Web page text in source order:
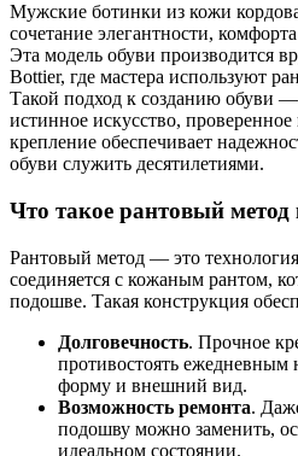
Мужские ботинки из кожи
сочетание элегантности,
Эта модель обуви производится
Bottier, где мастера используют
Такой подход к созданию обуви —
истинное искусство,
крепление обеспечивает
обуви служить десятилетиями.
Что такое рантовый метод
Рантовый метод — это
соединяется с кожаным рантом,
подошве. Такая конструкция
Долговечность. Прочное
противостоять ежедневным
форму и внешний вид.
Возможность ремонта.
подошву можно заменить,
идеальном состоянии.